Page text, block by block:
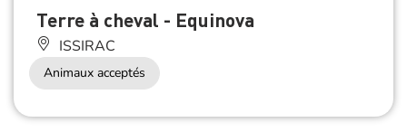
Terre à cheval - Equinova
ISSIRAC
Animaux acceptés